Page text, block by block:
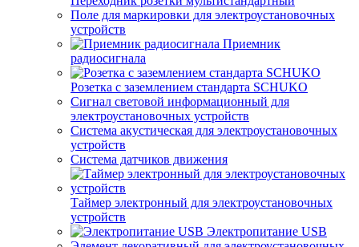
Поле для маркировки для электроустановочных
устройств
Приемник
радиосигнала
Розетка с заземлением стандарта SCHUKO
Сигнал световой информационный для
электроустановочных устройств
Система акустическая для электроустановочных
устройств
Система датчиков движения
Таймер электронный для электроустановочных
устройств
Электропитание USB